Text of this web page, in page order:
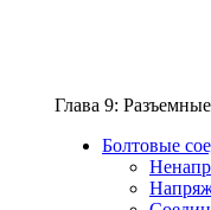
Глава 9:
Болтовые